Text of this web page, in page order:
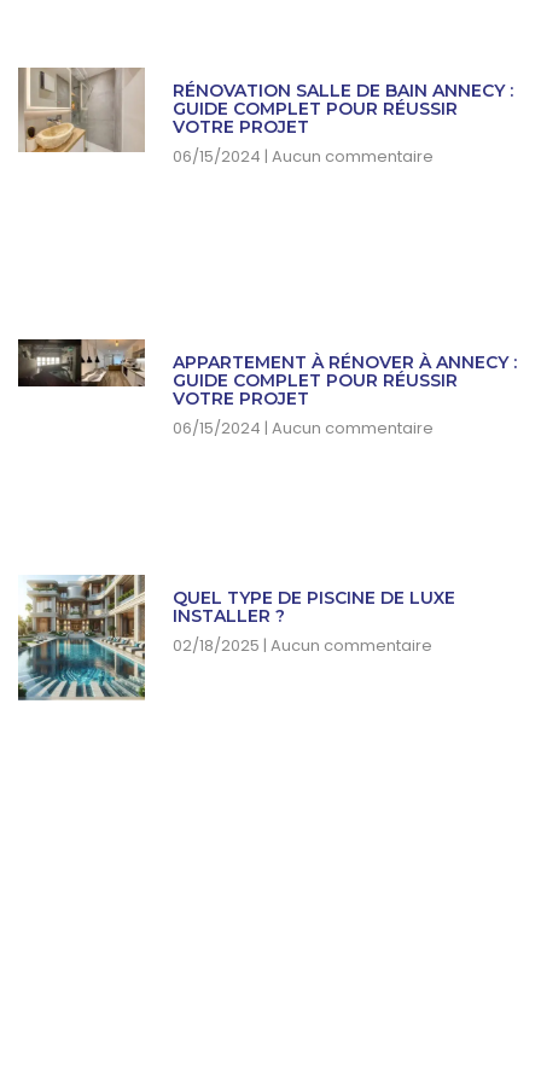
RÉNOVATION SALLE DE BAIN ANNECY :
GUIDE COMPLET POUR RÉUSSIR
VOTRE PROJET
06/15/2024 Aucun commentaire
APPARTEMENT À RÉNOVER À ANNECY :
GUIDE COMPLET POUR RÉUSSIR
VOTRE PROJET
06/15/2024 Aucun commentaire
QUEL TYPE DE PISCINE DE LUXE
INSTALLER ?
02/18/2025 Aucun commentaire